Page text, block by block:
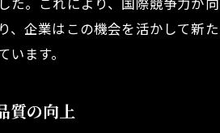
新素材が
溶接技術
、企業はこの機会を活かして新
ます。
質の向上